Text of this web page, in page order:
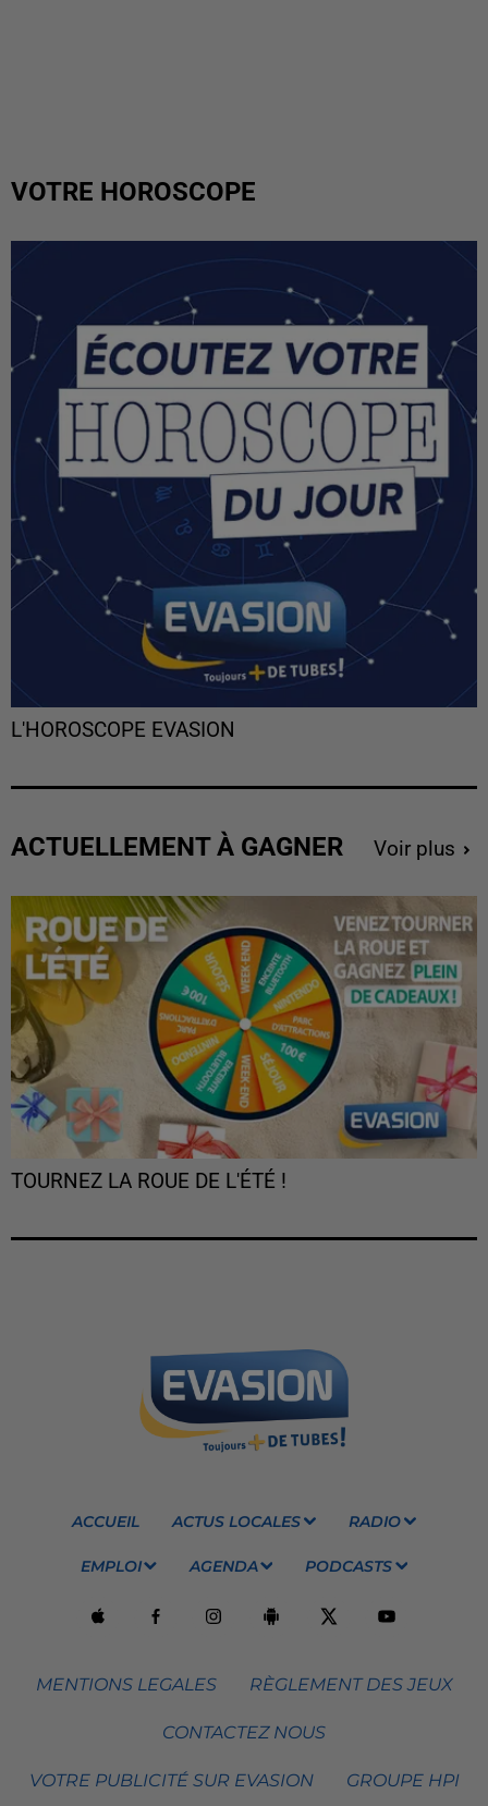
VOTRE HOROSCOPE
L'HOROSCOPE EVASION
ACTUELLEMENT À GAGNER Voir plus
TOURNEZ LA ROUE DE L'ÉTÉ !
ACCUEIL ACTUS LOCALES RADIO
EMPLOI AGENDA PODCASTS
MENTIONS LEGALES RÈGLEMENT DES JEUX
CONTACTEZ NOUS
VOTRE PUBLICITÉ SUR EVASION GROUPE HPI